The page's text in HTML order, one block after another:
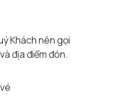
Khách nên gọi
địa điểm đón.